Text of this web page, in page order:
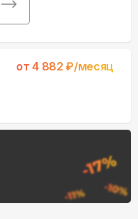
от4 882 ₽/месяц